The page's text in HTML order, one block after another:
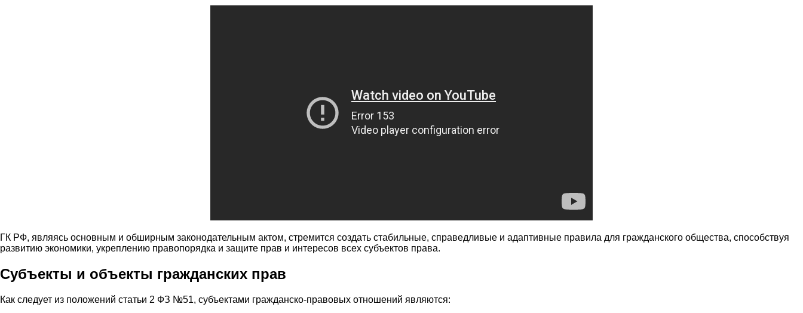
ГК РФ, являясь основным и обширным законодательным актом, стремится создать стабильные, справедливые и адаптивные правила для гражданского общества, способствуя
развитию экономики, укреплению правопорядка и защите прав и интересов всех субъектов права.
Субъекты и объекты гражданских прав
Как следует из положений статьи 2 ФЗ №51, субъектами гражданско-правовых отношений являются: